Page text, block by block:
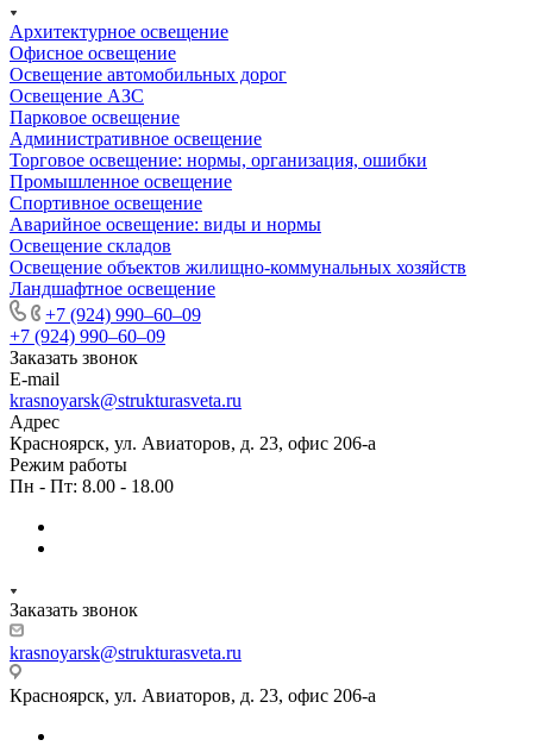
Архитектурное освещение
Офисное освещение
Освещение автомобильных дорог
Освещение АЗС
Парковое освещение
Административное освещение
Торговое освещение: нормы, организация, ошибки
Промышленное освещение
Спортивное освещение
Аварийное освещение: виды и нормы
Освещение складов
Освещение объектов жилищно-коммунальных хозяйств
Ландшафтное освещение
+7 (924) 990‒60‒09
+7 (924) 990‒60‒09
Заказать звонок
E-mail
krasnoyarsk@strukturasveta.ru
Адрес
Красноярск, ул. Авиаторов, д. 23, офис 206-а
Режим работы
Пн - Пт: 8.00 - 18.00
Заказать звонок
krasnoyarsk@strukturasveta.ru
Красноярск, ул. Авиаторов, д. 23, офис 206-а